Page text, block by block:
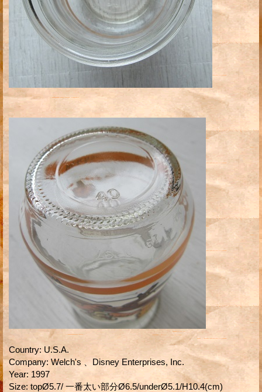
Country: U.S.A.
Company: Welch's 、Disney Enterprises, Inc.
Year: 1997
Size: topØ5.7/ 一番太い部分Ø6.5/underØ5.1/H10.4(cm)